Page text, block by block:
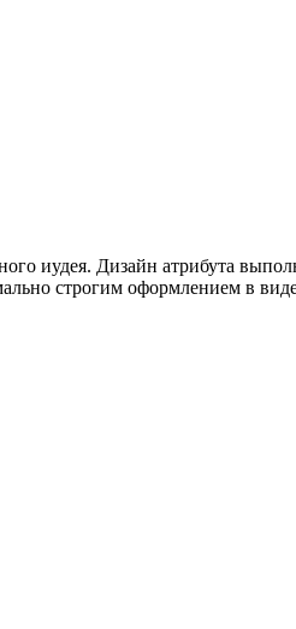
иудея. Дизайн атрибута
строгим оформлением в